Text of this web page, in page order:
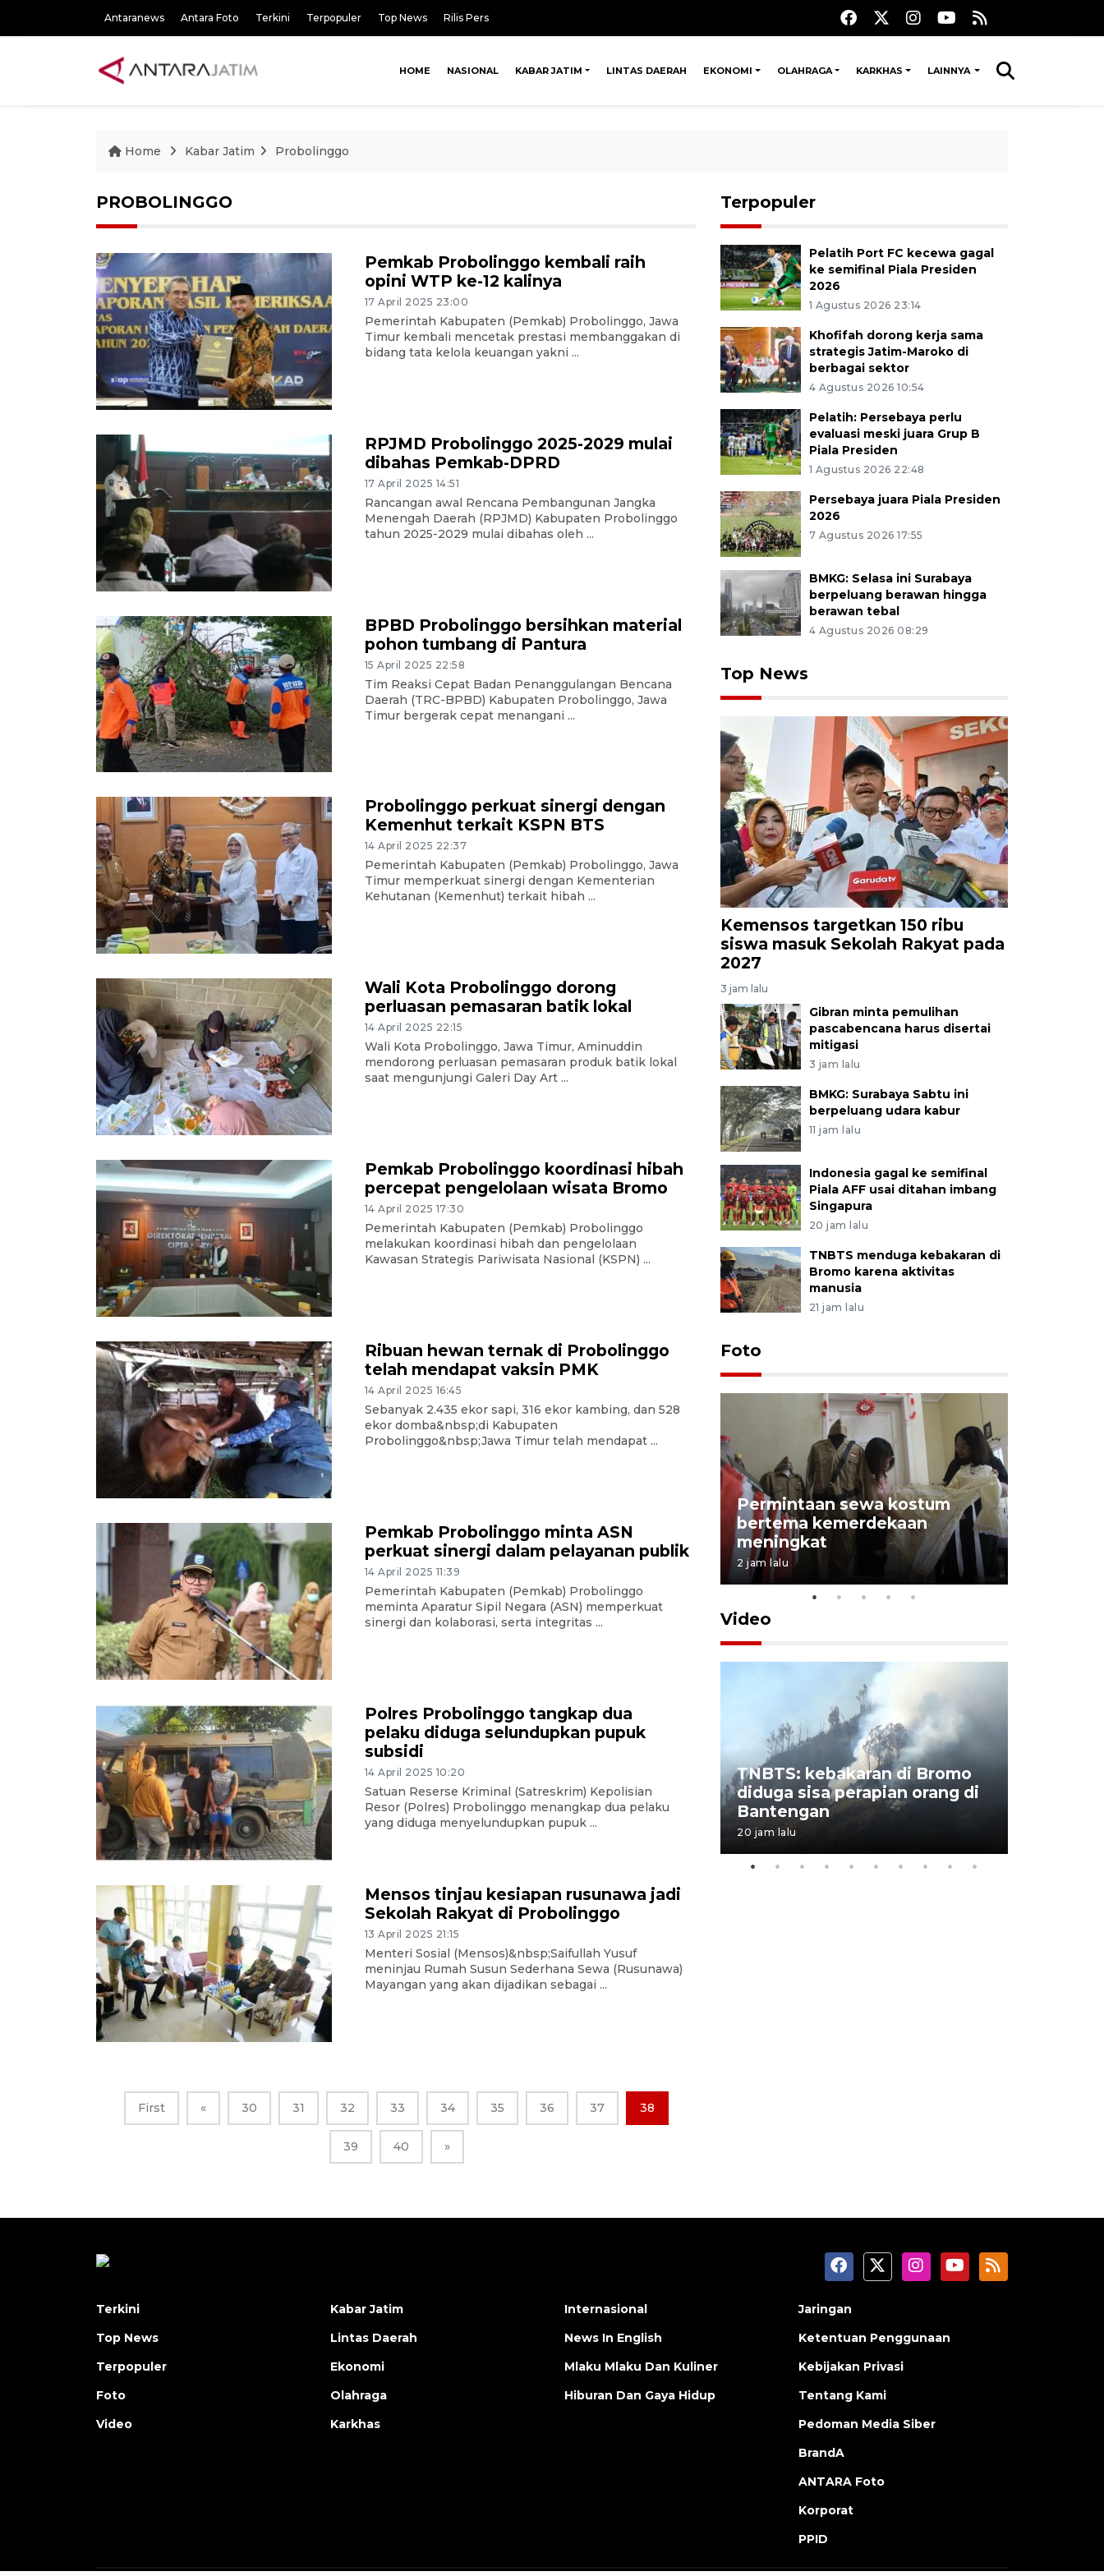
Antaranews Antara Foto Terkini Terpopuler Top News Rilis Pers
HOME NASIONAL KABAR JATIM LINTAS DAERAH EKONOMI OLAHRAGA KARKHAS LAINNYA
Home Kabar Jatim Probolinggo
PROBOLINGGO
Pemkab Probolinggo kembali raih
opini WTP ke-12 kalinya
17 April 2025 23:00
Pemerintah Kabupaten (Pemkab) Probolinggo, Jawa
Timur kembali mencetak prestasi membanggakan di
bidang tata kelola keuangan yakni ...
RPJMD Probolinggo 2025-2029 mulai
dibahas Pemkab-DPRD
17 April 2025 14:51
Rancangan awal Rencana Pembangunan Jangka
Menengah Daerah (RPJMD) Kabupaten Probolinggo
tahun 2025-2029 mulai dibahas oleh ...
BPBD Probolinggo bersihkan material
pohon tumbang di Pantura
15 April 2025 22:58
Tim Reaksi Cepat Badan Penanggulangan Bencana
Daerah (TRC-BPBD) Kabupaten Probolinggo, Jawa
Timur bergerak cepat menangani ...
Probolinggo perkuat sinergi dengan
Kemenhut terkait KSPN BTS
14 April 2025 22:37
Pemerintah Kabupaten (Pemkab) Probolinggo, Jawa
Timur memperkuat sinergi dengan Kementerian
Kehutanan (Kemenhut) terkait hibah ...
Wali Kota Probolinggo dorong
perluasan pemasaran batik lokal
14 April 2025 22:15
Wali Kota Probolinggo, Jawa Timur, Aminuddin
mendorong perluasan pemasaran produk batik lokal
saat mengunjungi Galeri Day Art ...
Pemkab Probolinggo koordinasi hibah
percepat pengelolaan wisata Bromo
14 April 2025 17:30
Pemerintah Kabupaten (Pemkab) Probolinggo
melakukan koordinasi hibah dan pengelolaan
Kawasan Strategis Pariwisata Nasional (KSPN) ...
Ribuan hewan ternak di Probolinggo
telah mendapat vaksin PMK
14 April 2025 16:45
Sebanyak 2.435 ekor sapi, 316 ekor kambing, dan 528
ekor domba&nbsp;di Kabupaten
Probolinggo&nbsp;Jawa Timur telah mendapat ...
Pemkab Probolinggo minta ASN
perkuat sinergi dalam pelayanan publik
14 April 2025 11:39
Pemerintah Kabupaten (Pemkab) Probolinggo
meminta Aparatur Sipil Negara (ASN) memperkuat
sinergi dan kolaborasi, serta integritas ...
Polres Probolinggo tangkap dua
pelaku diduga selundupkan pupuk
subsidi
14 April 2025 10:20
Satuan Reserse Kriminal (Satreskrim) Kepolisian
Resor (Polres) Probolinggo menangkap dua pelaku
yang diduga menyelundupkan pupuk ...
Mensos tinjau kesiapan rusunawa jadi
Sekolah Rakyat di Probolinggo
13 April 2025 21:15
Menteri Sosial (Mensos)&nbsp;Saifullah Yusuf
meninjau Rumah Susun Sederhana Sewa (Rusunawa)
Mayangan yang akan dijadikan sebagai ...
First « 30 31 32 33 34 35 36 37 38
39 40 »
Terpopuler
Pelatih Port FC kecewa gagal
ke semifinal Piala Presiden
2026
1 Agustus 2026 23:14
Khofifah dorong kerja sama
strategis Jatim-Maroko di
berbagai sektor
4 Agustus 2026 10:54
Pelatih: Persebaya perlu
evaluasi meski juara Grup B
Piala Presiden
1 Agustus 2026 22:48
Persebaya juara Piala Presiden
2026
7 Agustus 2026 17:55
BMKG: Selasa ini Surabaya
berpeluang berawan hingga
berawan tebal
4 Agustus 2026 08:29
Top News
Kemensos targetkan 150 ribu
siswa masuk Sekolah Rakyat pada
2027
3 jam lalu
Gibran minta pemulihan
pascabencana harus disertai
mitigasi
3 jam lalu
BMKG: Surabaya Sabtu ini
berpeluang udara kabur
11 jam lalu
Indonesia gagal ke semifinal
Piala AFF usai ditahan imbang
Singapura
20 jam lalu
TNBTS menduga kebakaran di
Bromo karena aktivitas
manusia
21 jam lalu
Foto
Penguatan struktur jembatan
Niyama Tulungagung
7 Agustus 2026 14:36
Permintaan sewa kostum
bertema kemerdekaan
meningkat
2 jam lalu
Video
BPBD Jatim kerahkan "Drone
Water Spray" bantu padamkan
kebakaran Bromo
6 Agustus 2026 18:23
TNBTS: kebakaran di Bromo
diduga sisa perapian orang di
Bantengan
20 jam lalu
Terkini
Top News
Terpopuler
Foto
Video
Kabar Jatim
Lintas Daerah
Ekonomi
Olahraga
Karkhas
Internasional
News In English
Mlaku Mlaku Dan Kuliner
Hiburan Dan Gaya Hidup
Jaringan
Ketentuan Penggunaan
Kebijakan Privasi
Tentang Kami
Pedoman Media Siber
BrandA
ANTARA Foto
Korporat
PPID